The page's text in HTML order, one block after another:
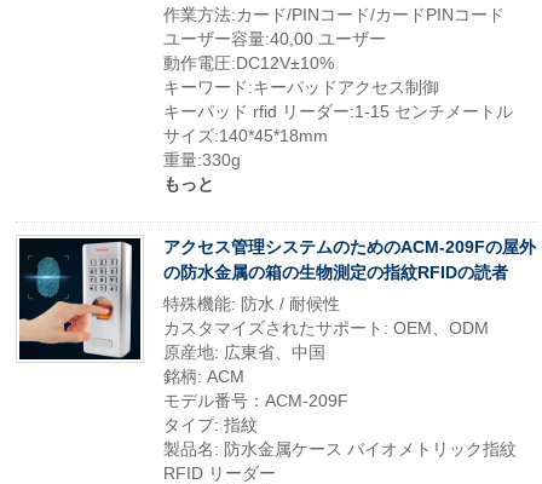
作業方法:カード/PINコード/カードPINコード
ユーザー容量:40,00 ユーザー
動作電圧:DC12V±10%
キーワード:キーパッドアクセス制御
キーパッド rfid リーダー:1-15 センチメートル
サイズ:140*45*18mm
重量:330g
もっと
アクセス管理システムのためのACM-209Fの屋外
の防水金属の箱の生物測定の指紋RFIDの読者
特殊機能: 防水 / 耐候性
カスタマイズされたサポート: OEM、ODM
原産地: 広東省、中国
銘柄: ACM
モデル番号：ACM-209F
タイプ: 指紋
製品名: 防水金属ケース バイオメトリック指紋
RFID リーダー